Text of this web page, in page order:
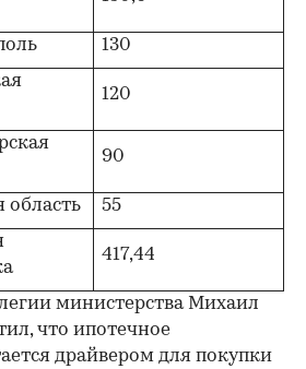
130
120
90
область 55
417,44
министерства Михаил
что ипотечное
драйвером для покупки